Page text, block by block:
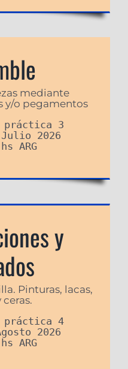
mediante
y/o pegamentos
práctica 3
Julio 2026
ARG
y
Pinturas, lacas,
ceras.
práctica 4
2026
ARG